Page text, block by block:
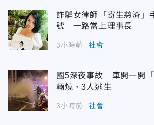
詐騙女律師「寄生慈濟」
號 一路當上理事長
3小時前 社會
國5深夜事故 車開一開
輛燒、3人逃生
3小時前 社會